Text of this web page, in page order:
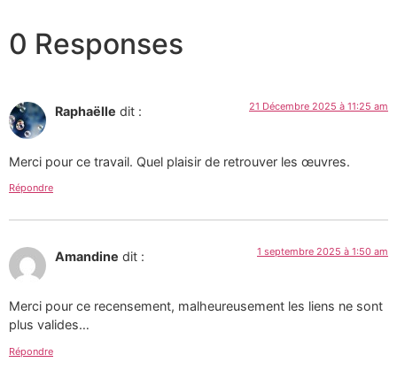
0 Responses
Raphaëlle dit : 21 Décembre 2025 à 11:25 am
Merci pour ce travail. Quel plaisir de retrouver les œuvres.
Répondre
Amandine dit : 1 septembre 2025 à 1:50 am
Merci pour ce recensement, malheureusement les liens ne sont
plus valides…
Répondre